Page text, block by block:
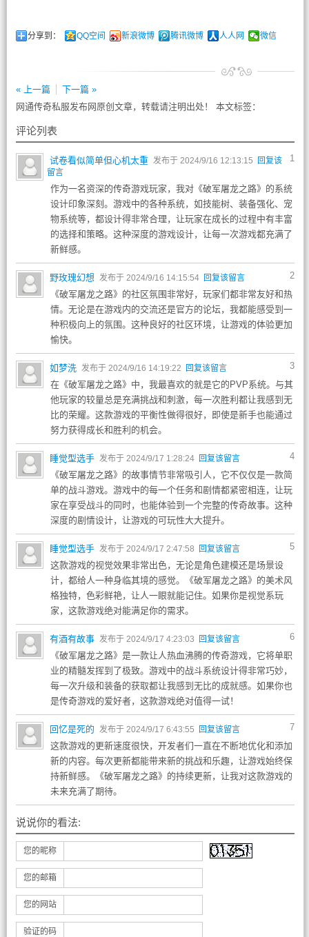
分享到： QQ空间 新浪微博 腾讯微博 人人网 微信
« 上一篇
下一篇 »
网通传奇私服发布网原创文章，转载请注明出处！ 本文标签：
评论列表
1
试卷看似简单但心机太重 发布于 2024/9/16 12:13:15 回复该
留言
作为一名资深的传奇游戏玩家，我对《破军屠龙之路》的系统
设计印象深刻。游戏中的各种系统，如技能树、装备强化、宠
物系统等，都设计得非常合理，让玩家在成长的过程中有丰富
的选择和策略。这种深度的游戏设计，让每一次游戏都充满了
新鲜感。
2
野玫瑰幻想 发布于 2024/9/16 14:15:54 回复该留言
《破军屠龙之路》的社区氛围非常好，玩家们都非常友好和热
情。无论是在游戏内的交流还是官方的论坛，我都能感受到一
种积极向上的氛围。这种良好的社区环境，让游戏的体验更加
愉快。
3
如梦洗 发布于 2024/9/16 14:19:22 回复该留言
在《破军屠龙之路》中，我最喜欢的就是它的PVP系统。与其
他玩家的较量总是充满挑战和刺激，每一次胜利都让我感到无
比的荣耀。这款游戏的平衡性做得很好，即使是新手也能通过
努力获得成长和胜利的机会。
4
睡觉型选手 发布于 2024/9/17 1:28:24 回复该留言
《破军屠龙之路》的故事情节非常吸引人，它不仅仅是一款简
单的战斗游戏。游戏中的每一个任务和剧情都紧密相连，让玩
家在享受战斗的同时，也能体验到一个完整的传奇故事。这种
深度的剧情设计，让游戏的可玩性大大提升。
5
睡觉型选手 发布于 2024/9/17 2:47:58 回复该留言
这款游戏的视觉效果非常出色，无论是角色建模还是场景设
计，都给人一种身临其境的感觉。《破军屠龙之路》的美术风
格独特，色彩鲜艳，让人一眼就能记住。如果你是视觉系玩
家，这款游戏绝对能满足你的需求。
6
有酒有故事 发布于 2024/9/17 4:23:03 回复该留言
《破军屠龙之路》是一款让人热血沸腾的传奇游戏，它将单职
业的精髓发挥到了极致。游戏中的战斗系统设计得非常巧妙，
每一次升级和装备的获取都让我感到无比的成就感。如果你也
是传奇游戏的爱好者，这款游戏绝对值得一试！
7
回忆是死的 发布于 2024/9/17 6:43:55 回复该留言
这款游戏的更新速度很快，开发者们一直在不断地优化和添加
新的内容。每次更新都能带来新的挑战和乐趣，让游戏始终保
持新鲜感。《破军屠龙之路》的持续更新，让我对这款游戏的
未来充满了期待。
说说你的看法:
您的昵称
您的邮箱
您的网站
验证的码